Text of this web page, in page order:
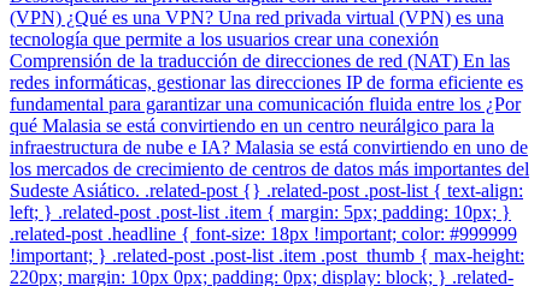
(VPN) ¿Qué es una VPN? Una red privada virtual (VPN) es una
tecnología que permite a los usuarios crear una conexión
Comprensión de la traducción de direcciones de red (NAT) En las
redes informáticas, gestionar las direcciones IP de forma eficiente es
fundamental para garantizar una comunicación fluida entre los ¿Por
qué Malasia se está convirtiendo en un centro neurálgico para la
infraestructura de nube e IA? Malasia se está convirtiendo en uno de
los mercados de crecimiento de centros de datos más importantes del
Sudeste Asiático. .related-post {} .related-post .post-list { text-align:
left; } .related-post .post-list .item { margin: 5px; padding: 10px; }
.related-post .headline { font-size: 18px !important; color: #999999
!important; } .related-post .post-list .item .post_thumb { max-height:
220px; margin: 10px 0px; padding: 0px; display: block; } .related-